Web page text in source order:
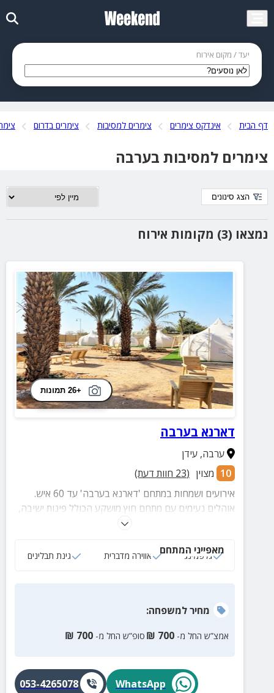
יעד / מקום אירוח
דף הבית אינדקס צימרים צימרים למסיבות צימרים בדרום
צימרים למסיבות בערבה
נמצאו (3) מקומות אירוח
הצג סינונים
+26 תמונות
דארנא בערבה
ערבה,עידן
10 מצוין (
23 חוות דעת)
אירועים ושמחות במתחם 'דארנא בערבה' עד 60 איש.
אוהלים נעימים עם מתחם חוץ מושקע הכולל פינות ישיבה,
פינות גריל, שולחנות אוכל, מטבח חיצוני, גינת תבלינים,
מאפייני המתחם
גלפמינג אווירה מדברית גינת תבלינים
מחירלמשפחה:
אמצ”ש החל מ- 700
₪ סופ”ש החל מ- 700
₪
WhatsApp
053-4265078